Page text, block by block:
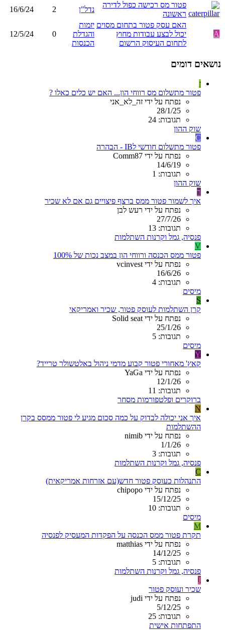
פטור מס רכישה כפול לדירה
ראשונה
נדל"ן 2
16/6/24
A
האם עסק פטור בתחום מסוים
יכול לבצע עבודות מחוץ
לתחום העיסוק הרשום
יזמות
והגדלת
הכנסות
0
12/5/24
נושאים דומים
ז
פטור מתשלום מס רווחי הון... האם יש כלים כאלו ?
נפתח על ידי זה_לא_אני
28/1/25
תגובות: 24
שוק ההון
C
פטור מתשלום חודשי לIB - הבהרה
נפתח על ידי Comm87
14/6/19
תגובות: 1
שוק ההון
ר
איך לשמור פטור ממס ברצף פיצויים גם אם לא שכיר
נפתח על ידי רעש לבן
27/7/26
תגובות: 13
פנסיה, גמל וקרנות השתלמות
V
פטור ממס הכנסה ורווחי הון במצב נכות של 100%
נפתח על ידי vcinvest
16/6/26
תגובות: 4
מיסים
S
קרן השתלמות לעוסק פטור, שכיר ואמריקאי
נפתח על ידי Solid seat
25/1/26
תגובות: 5
מיסים
Y
קאץ' מאחורי פטור קבוע מדמי ניהול באלטשולר טרייד?
נפתח על ידי YaGa
12/1/26
תגובות: 11
ברוקרים ופלטפורמות מסחר
N
איך אני יכולה לבדוק על כמה סכום מגיע לי פטור ממסס בקרן
ההשתלמות
נפתח על ידי nimib
1/1/26
תגובות: 3
פנסיה, גמל וקרנות השתלמות
C
התנהלות כעוסק פטור חדש(עם אזרחות אמריקאית)
נפתח על ידי chipopo
15/12/25
תגובות: 10
מיסים
M
תקרת פטור ממס הכנסה על הפקדות המעסיק לפנסיה
נפתח על ידי matthias
14/12/25
תגובות: 5
פנסיה, גמל וקרנות השתלמות
J
שכיר ועוסק פטור
נפתח על ידי judi
5/12/25
תגובות: 25
התפתחות אישית